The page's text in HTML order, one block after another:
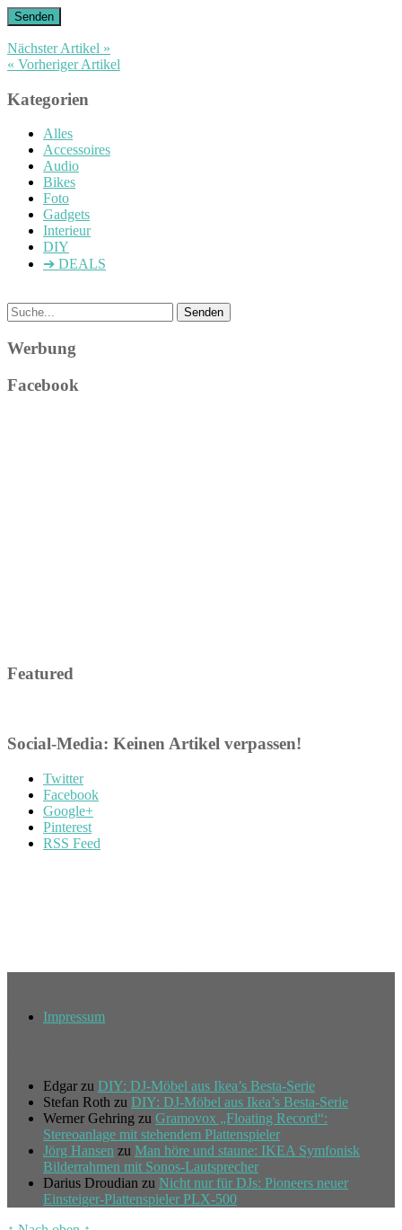
Nächster Artikel »
« Vorheriger Artikel
Kategorien
Alles
Accessoires
Audio
Bikes
Foto
Gadgets
Interieur
DIY
➔ DEALS
Werbung
Facebook
Featured
Social-Media: Keinen Artikel verpassen!
Twitter
Facebook
Google+
Pinterest
RSS Feed
Impressum
Edgar zu DIY: DJ-Möbel aus Ikea’s Besta-Serie
Stefan Roth zu DIY: DJ-Möbel aus Ikea’s Besta-Serie
Werner Gehring zu Gramovox „Floating Record“:
Stereoanlage mit stehendem Plattenspieler
Jörg Hansen zu Man höre und staune: IKEA Symfonisk
Bilderrahmen mit Sonos-Lautsprecher
Darius Droudian zu Nicht nur für DJs: Pioneers neuer
Einsteiger-Plattenspieler PLX-500